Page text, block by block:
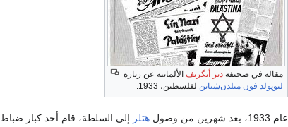
مقالة في صحيفة دير أنگريف الألمانية عن زيارة
ليوپولد فون ميلدن‌شتاين لفلسطين، 1933.
عام 1933، بعد شهرين من وصول هتلر إلى السلطة، قام أحد كبار ضباط